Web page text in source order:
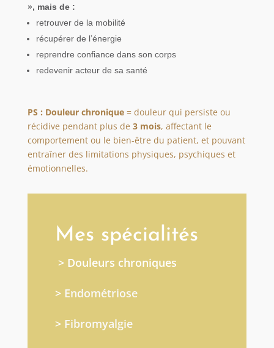
», mais de :
retrouver de la mobilité
récupérer de l’énergie
reprendre confiance dans son corps
redevenir acteur de sa santé
PS : Douleur chronique=douleur qui persiste ou
récidive pendant plus de 3 mois, affectant le
comportement ou le bien-être du patient, et pouvant
entraîner des limitations physiques, psychiques et
émotionnelles.
Mes spécialités
> Douleurs chroniques
> Endométriose
> Fibromyalgie